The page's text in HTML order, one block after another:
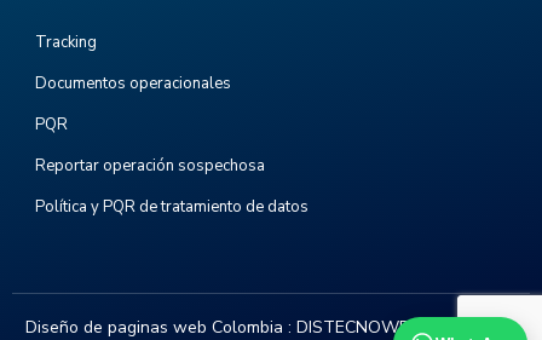
Tracking
Documentos operacionales
PQR
Reportar operación sospechosa
Política y PQR de tratamiento de datos
Diseño de paginas web Colombia : DISTECNOWEB.COM . Todos